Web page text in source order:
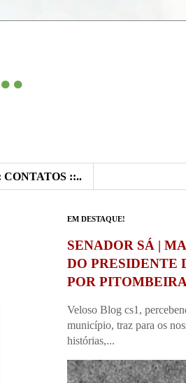
CONTATOS ::..
EM DESTAQUE!
SENADOR SÁ |
DO PRESIDENTE
POR
Veloso Blog cs1,
município, traz para os
histórias,...